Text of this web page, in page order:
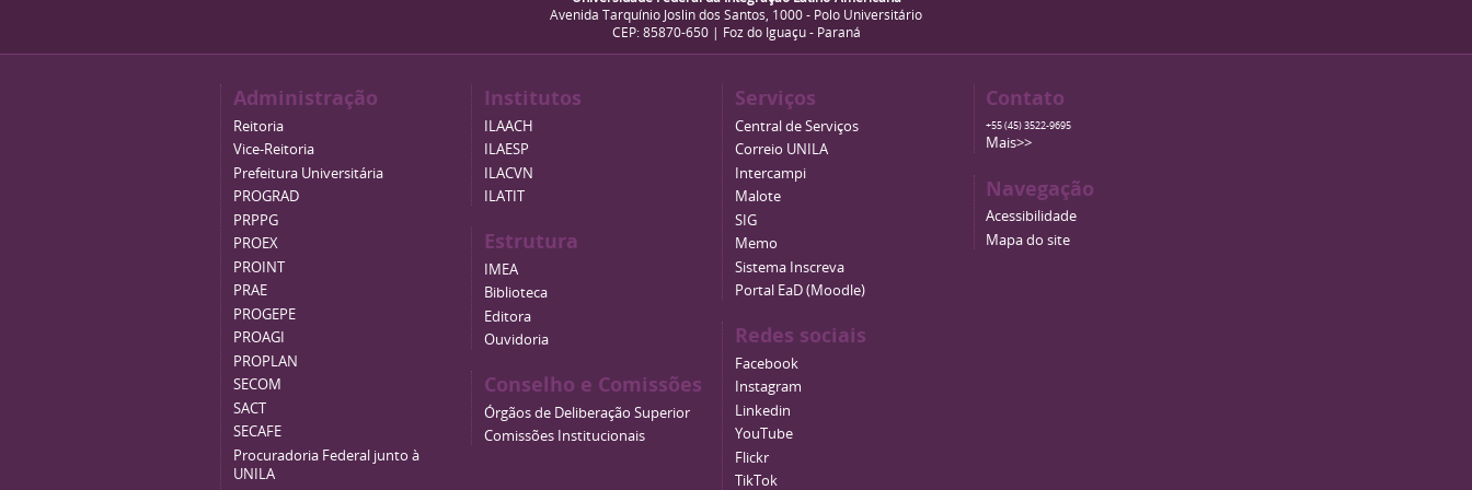
Avenida Tarquínio Joslin dos Santos, 1000 - Polo Universitário
CEP: 85870-650 | Foz do Iguaçu - Paraná
Administração
Reitoria
Vice-Reitoria
Prefeitura Universitária
PROGRAD
PRPPG
PROEX
PROINT
PRAE
PROGEPE
PROAGI
PROPLAN
SECOM
SACT
SECAFE
Procuradoria Federal junto à
UNILA
Institutos
ILAACH
ILAESP
ILACVN
ILATIT
Estrutura
IMEA
Biblioteca
Editora
Ouvidoria
Conselho e Comissões
Órgãos de Deliberação Superior
Comissões Institucionais
Serviços
Central de Serviços
Correio UNILA
Intercampi
Malote
SIG
Memo
Sistema Inscreva
Portal EaD (Moodle)
Redes sociais
Facebook
Instagram
Linkedin
YouTube
Flickr
TikTok
Contato
+55 (45) 3522-9695
Mais>>
Navegação
Acessibilidade
Mapa do site